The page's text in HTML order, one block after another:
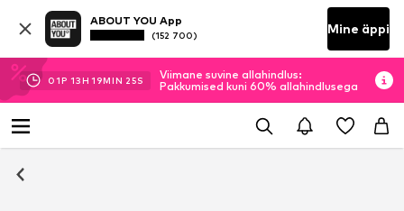
ABOUT YOU App
(152 700) Mine äppi
01P 13H 19MIN 24S
Viimane suvine allahindlus:
Pakkumised kuni 60% allahindlusega